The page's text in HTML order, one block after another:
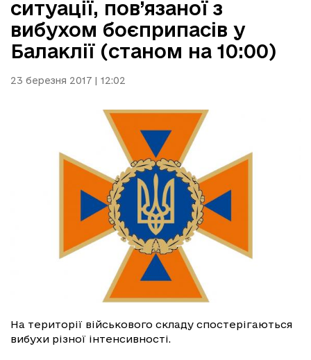
ситуації, пов’язаної з
вибухом боєприпасів у
Балаклії (станом на 10:00)
23 березня 2017 | 12:02
На території військового складу спостерігаються
вибухи різної інтенсивності.